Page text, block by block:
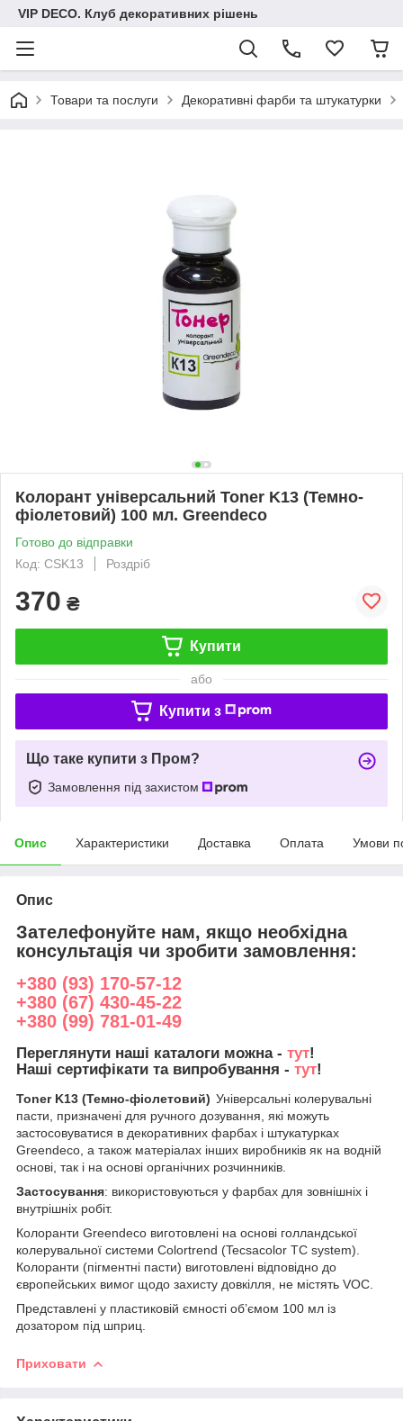
VIP DECO. Клуб декоративних рішень
Товари та послуги Декоративні фарби та штукатурки
Колорант універсальний Toner K13 (Темно-
фіолетовий) 100 мл. Greendeco
Готово до відправки
Код: CSK13
Роздріб
370 ₴
Купити
або
Купити з
Що таке купити з Пром?
Замовлення під захистом
Опис Характеристики Доставка Оплата Умови
Опис
Зателефонуйте нам, якщо необхідна
консультація чи зробити замовлення:
+380 (93) 170-57-12
+380 (67) 430-45-22
+380 (99) 781-01-49
Переглянути наші каталоги можна - тут!
Наші сертифікати та випробування - тут!
Toner K13 (Темно-фіолетовий) Універсальні колерувальні
пасти, призначені для ручного дозування, які можуть
застосовуватися в декоративних фарбах і штукатурках
Greendeco, а також матеріалах інших виробників як на водній
основі, так і на основі органічних розчинників.
Застосування: використовуються у фарбах для зовнішніх і
внутрішніх робіт.
Колоранти Greendeco виготовлені на основі голландської
колерувальної системи Colortrend (Tecsacolor TC system).
Колоранти (пігментні пасти) виготовлені відповідно до
європейських вимог щодо захисту довкілля, не містять VOC.
Представлені у пластиковій ємності об’ємом 100 мл із
дозатором під шприц.
Приховати